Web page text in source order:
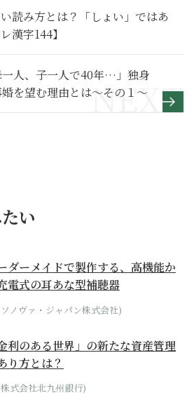
い読み方とは？「しょい」ではあ
漢字144】
一人、子一人で40年…」独身
を望む理由とは～その１～
い
ダーメイドで製作する、高機能か
電式の耳あな型補聴器
ノヴァ・ジャパン株式会社)
金利のある世界」の新たな資産管理
り方とは？
式会社北九州銀行)